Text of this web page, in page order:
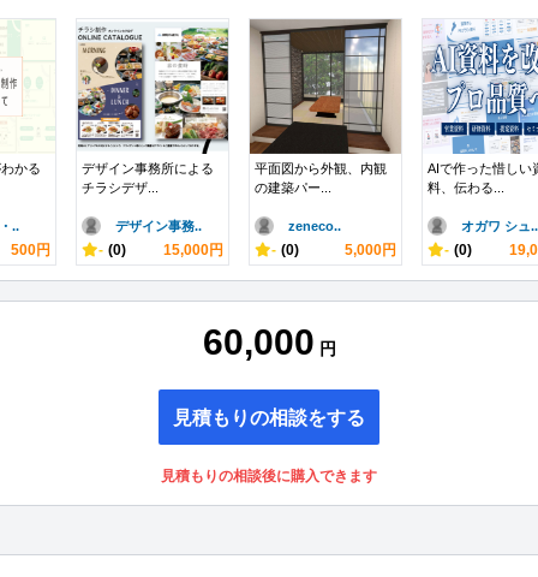
かる
..
500円
デザイン事務所による
チラシデザ...
デザイン事務..
- (0) 15,000円
平面図から外観、内観
の建築パー...
zeneco..
- (0) 5,000円
AIで作った惜しい
料、伝わる...
オガワ シュ..
- (0)
60,000 円
見積もりの相談をする
見積もりの相談後に購入できます